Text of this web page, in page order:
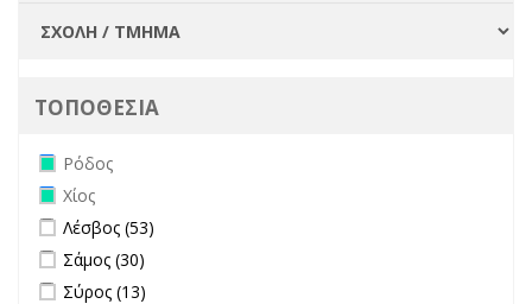
ΤΟΠΟΘΕΣΙΑ
Remove Ρόδος filter
Ρόδος
Remove Χίος filter
Χίος
Apply Λέσβος filter
Λέσβος (53)
Apply Σάμος filter
Σάμος (30)
Apply Σύρος filter
Σύρος (13)